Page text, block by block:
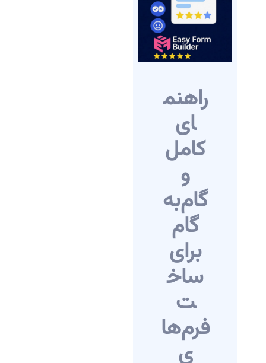
راهنم
ای
کامل
و
گام‌به‌
گام
برای
ساخ
ت
فرم‌ها
ی